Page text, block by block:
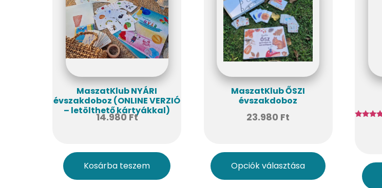
MaszatKlub NYÁRI
évszakdoboz (ONLINE VERZIÓ
– letölthető kártyákkal)
14.980Ft
Kosárba teszem
MaszatKlub ŐSZI
évszakdoboz
23.980 Ft
Opciók választása